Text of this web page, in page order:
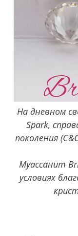
На дневном
Spark,
поколения
Муассанит
условиях